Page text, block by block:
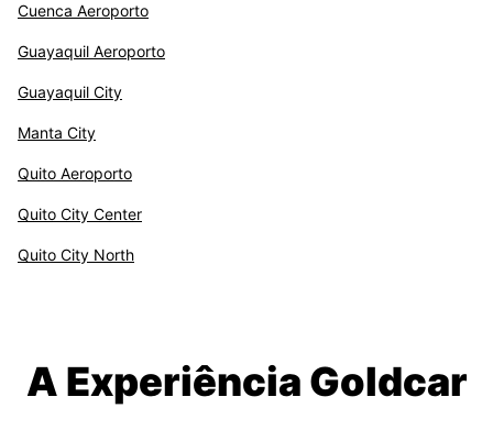
Cuenca Aeroporto
Guayaquil Aeroporto
Guayaquil City
Manta City
Quito Aeroporto
Quito City Center
Quito City North
A Experiência Goldcar